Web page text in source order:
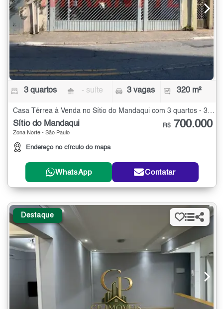
3 quartos - suíte 3 vagas 320 m²
Casa Térrea à Venda no Sítio do Mandaqui com 3 quartos - 320 m²
Sítio do Mandaqui
Zona Norte - São Paulo
Endereço no círculo do mapa
R$ 700.000
WhatsApp Contatar
Destaque